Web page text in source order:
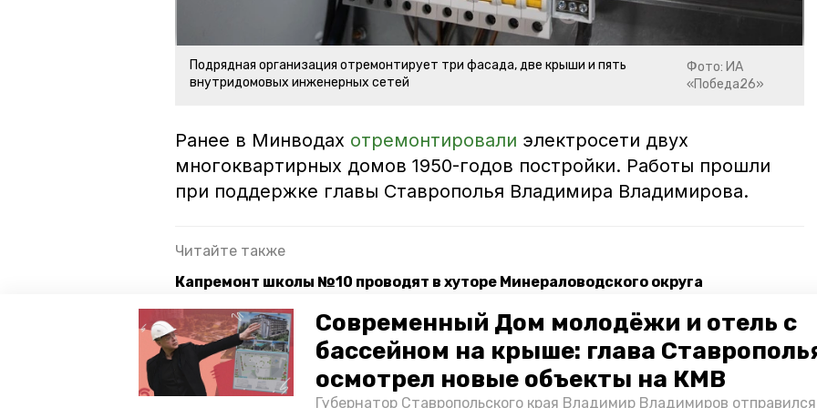
Современный Дом молодёжи и отель с
бассейном на крыше: глава
осмотрел новые объекты на КМВ
Губернатор Ставропольского края Владимир Владимиров
Подрядная организация отремонтирует три фасада, две крыши и пять
внутридомовых инженерных сетей
Фото: ИА
«Победа26»
Ранее в Минводах отремонтировали электросети двух
многоквартирных домов 1950-годов постройки. Работы прошли
при поддержке главы Ставрополья Владимира Владимирова.
Читайте также
Капремонт школы №10 проводят в хуторе Минераловодского округа
Капремонт 32 км региональных дорог завершают на Ставрополье
Губернатор поручил подготовить документы для ремонта детсада в Минводах